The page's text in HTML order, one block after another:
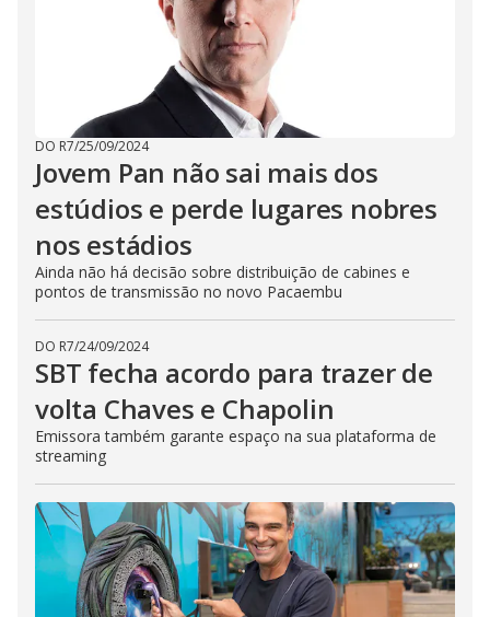
DO R7/25/09/2024
Jovem Pan não sai mais dos
estúdios e perde lugares nobres
nos estádios
Ainda não há decisão sobre distribuição de cabines e
pontos de transmissão no novo Pacaembu
DO R7/24/09/2024
SBT fecha acordo para trazer de
volta Chaves e Chapolin
Emissora também garante espaço na sua plataforma de
streaming